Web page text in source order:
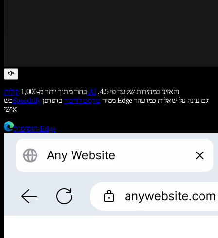
בחרו מתוך יותר מ-1,000 קולות AIוהאזינו במהירות של עד פי 4.5,
כשSpeechify ממיר טקסט לדיבורבדפדפן Edge וגם עונה על שאלות כמו עוזר
אישי
הוסיפו ל-Edge